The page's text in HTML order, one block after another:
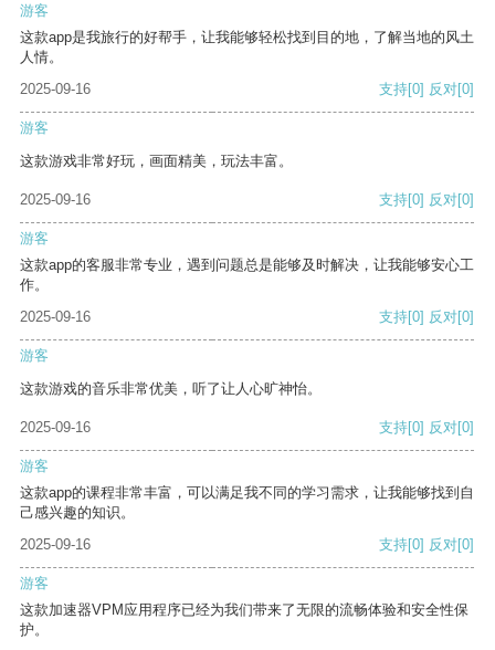
游客
这款app是我旅行的好帮手，让我能够轻松找到目的地，了解当地的风土
人情。
2025-09-16
支持[0] 反对[0]
游客
这款游戏非常好玩，画面精美，玩法丰富。
2025-09-16 支持[0] 反对[0]
游客
这款app的客服非常专业，遇到问题总是能够及时解决，让我能够安心工
作。
2025-09-16
支持[0] 反对[0]
游客
这款游戏的音乐非常优美，听了让人心旷神怡。
2025-09-16 支持[0] 反对[0]
游客
这款app的课程非常丰富，可以满足我不同的学习需求，让我能够找到自
己感兴趣的知识。
2025-09-16
支持[0] 反对[0]
游客
这款加速器VPM应用程序已经为我们带来了无限的流畅体验和安全性保
护。